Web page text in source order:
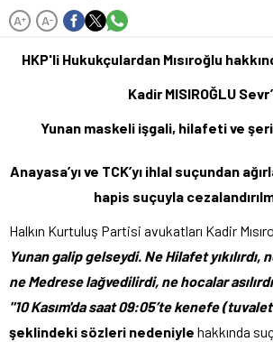
A+ A-
HKP'li Hukukçulardan Mısıroğlu
Kadir MISIROĞLU
Yunan maskeli işgali, hilafeti ve
Anayasa’yı ve TCK’yı ihlal suçundan
hapis suçuyla
Halkın Kurtuluş Partisi avukatları Kadir
Yunan galip gelseydi. Ne Hilafet yıkılırdı,
ne Medrese lağvedilirdi, ne hocalar
"10 Kasım'da saat 09:05’te kenefe
şeklindeki sözleri nedeniyle hakkında